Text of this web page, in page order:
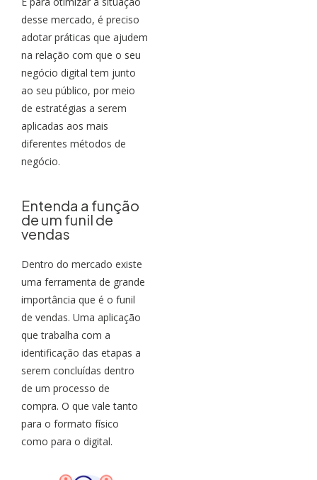
desse mercado, é preciso
adotar práticas que ajudem
na relação com que o seu
negócio digital tem junto
ao seu público, por meio
de estratégias a serem
aplicadas aos mais
diferentes métodos de
negócio.
Entenda a função
de um funil de
vendas
Dentro do mercado existe
uma ferramenta de grande
importância que é o funil
de vendas. Uma aplicação
que trabalha com a
identificação das etapas a
serem concluídas dentro
de um processo de
compra. O que vale tanto
para o formato físico
como para o digital.